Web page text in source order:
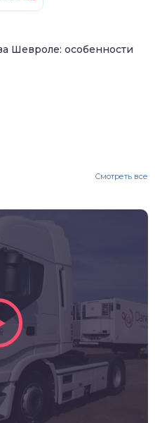
Шевроле: особенности
Смотреть все